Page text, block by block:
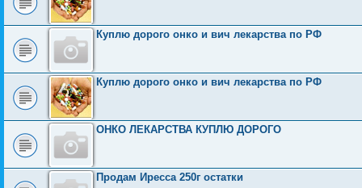
Куплю дорого онко и вич лекарства по РФ
Куплю дорого онко и вич лекарства по РФ
ОНКО ЛЕКАРСТВА КУПЛЮ ДОРОГО
Продам Иресса 250г остатки